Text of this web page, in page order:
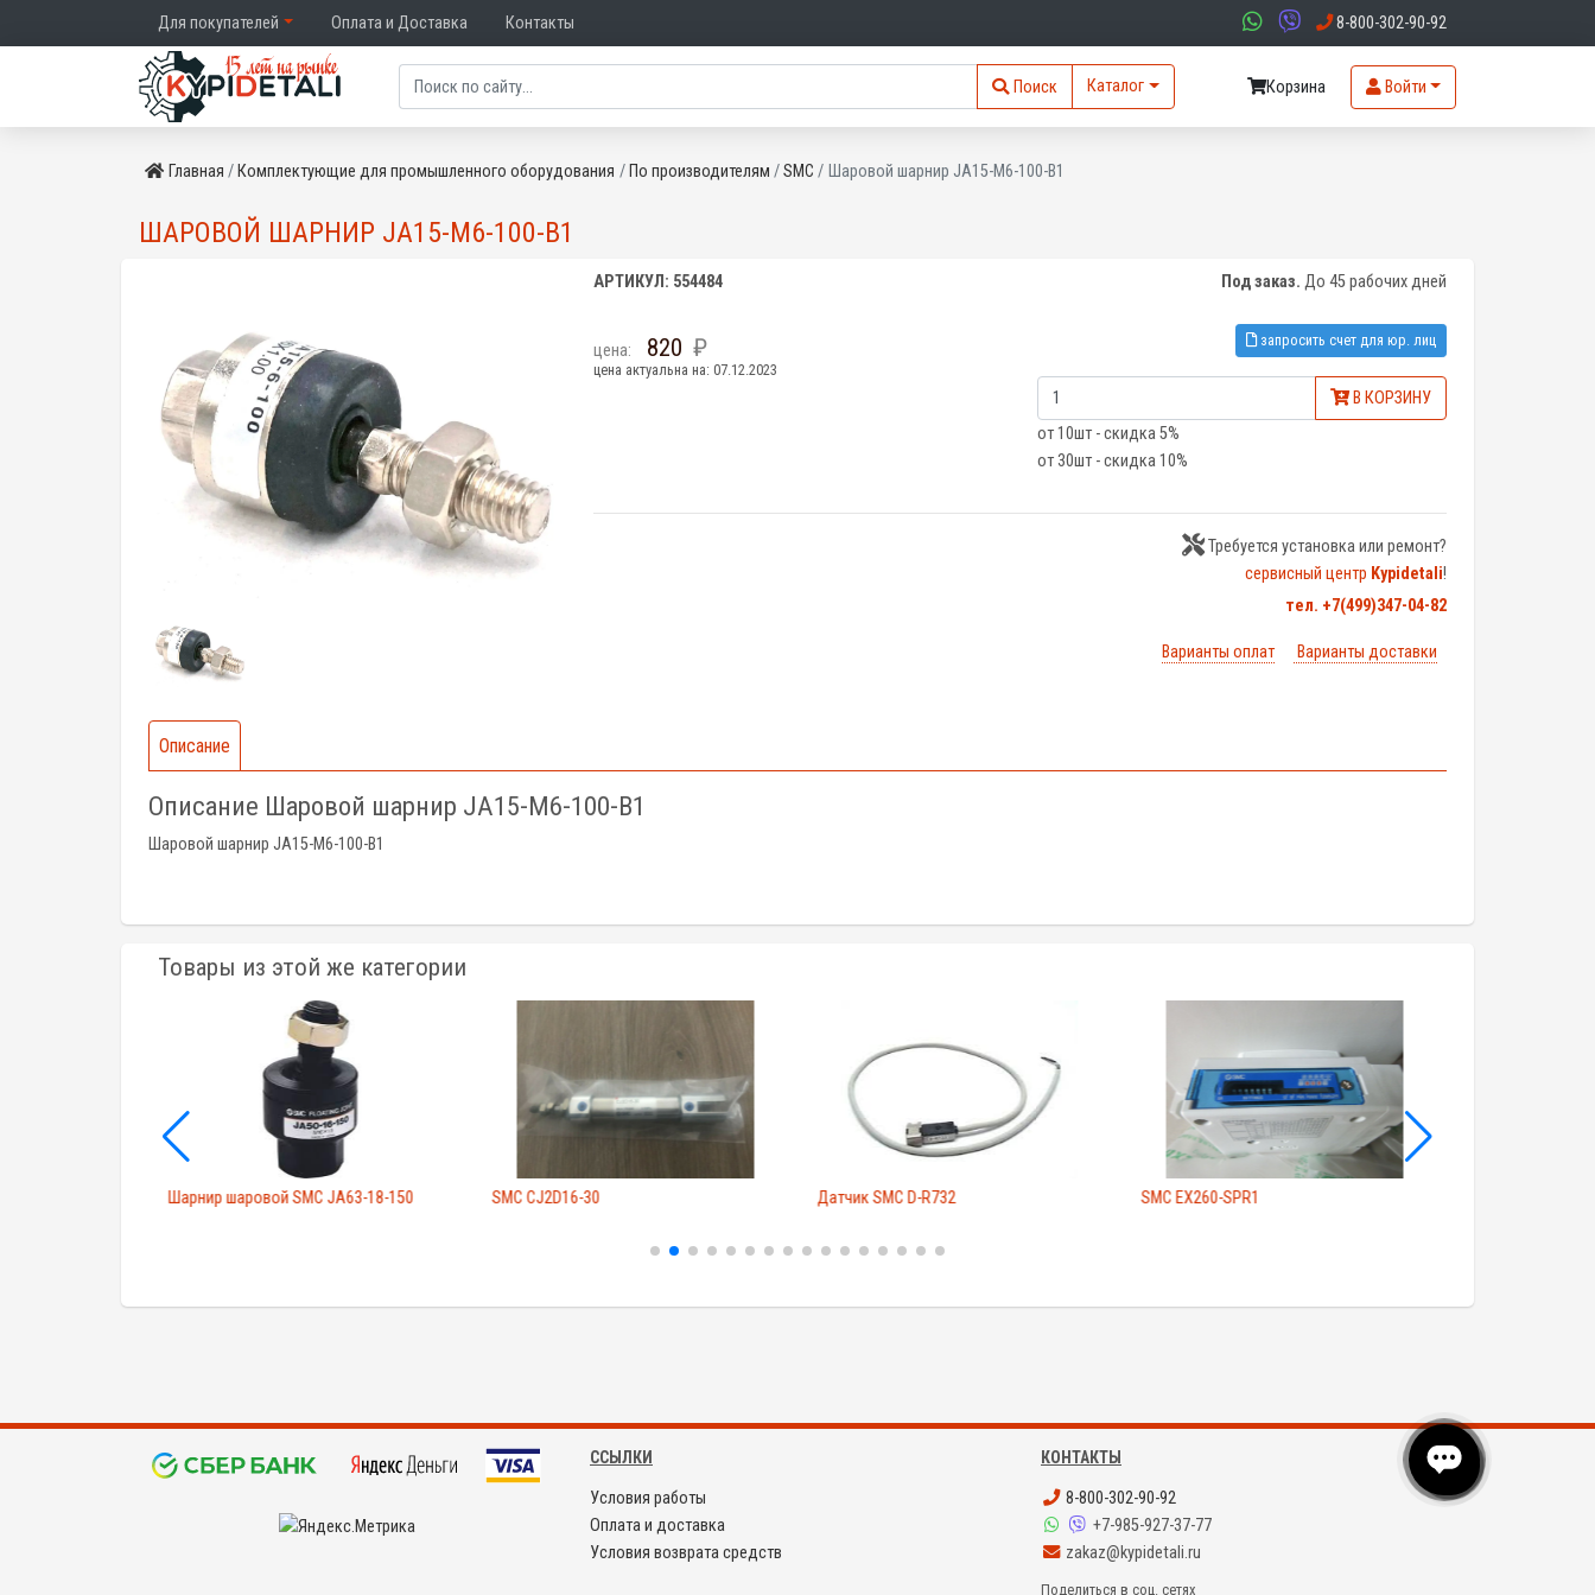
Для покупателей Оплата и Доставка Контакты 8-800-302-90-92
Поиск Каталог Корзина Войти
Главная Комплектующие для промышленного оборудования По производителям SMC Шаровой шарнир JA15-M6-100-B1
ШАРОВОЙ ШАРНИР JA15-M6-100-B1
АРТИКУЛ: 554484 Под заказ. До 45 рабочих дней
цена: 820
цена актуальна на: 07.12.2023
запросить счет для юр. лиц
В КОРЗИНУ
от 10шт - скидка 5%
от 30шт - скидка 10%
Требуется установка или ремонт?
сервисный центр Kypidetali!
тел. +7(499)347-04-82
Варианты оплат Варианты доставки
Описание
Описание Шаровой шарнир JA15-M6-100-B1
Шаровой шарнир JA15-M6-100-B1
Товары из этой же категории
Шарнир шаровой SMC JA63-18-150 SMC CJ2D16-30 Датчик SMC D-R732 SMC EX260-SPR1
ССЫЛКИ
Условия работы
Оплата и доставка
Условия возврата средств
КОНТАКТЫ
8-800-302-90-92
+7-985-927-37-77
zakaz@kypidetali.ru
Поделиться в соц. сетях